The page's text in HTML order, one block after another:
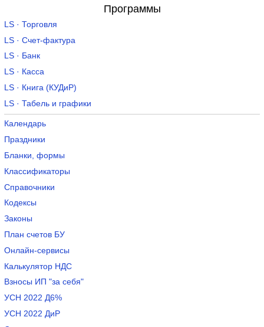
Программы
LS · Торговля
LS · Счет-фактура
LS · Банк
LS · Касса
LS · Книга (КУДиР)
LS · Табель и графики
Календарь
Праздники
Бланки, формы
Классификаторы
Справочники
Кодексы
Законы
План счетов БУ
Онлайн-сервисы
Калькулятор НДС
Взносы ИП "за себя"
УСН 2022 Д6%
УСН 2022 ДиР